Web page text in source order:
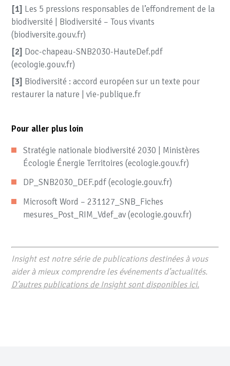
[1] Les 5 pressions responsables de l’effondrement de la
biodiversité | Biodiversité – Tous vivants
(biodiversite.gouv.fr)
[2] Doc-chapeau-SNB2030-HauteDef.pdf
(ecologie.gouv.fr)
[3] Biodiversité : accord européen sur un texte pour
restaurer la nature | vie-publique.fr
Pour aller plus loin
Stratégie nationale biodiversité 2030 | Ministères
Écologie Énergie Territoires (ecologie.gouv.fr)
DP_SNB2030_DEF.pdf (ecologie.gouv.fr)
Microsoft Word – 231127_SNB_Fiches
mesures_Post_RIM_Vdef_av (ecologie.gouv.fr)
Insight est notre série de publications destinées à vous
aider à mieux comprendre les événements d’actualités.
D’autres publications de Insight sont disponibles ici.